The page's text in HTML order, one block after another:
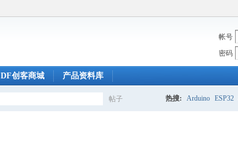
帐号
密码
DF创客商城 产品资料库
帖子 热搜: Arduino ESP32